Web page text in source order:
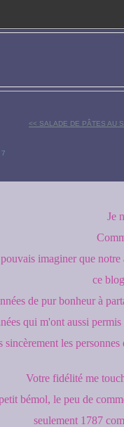
<< SALADE DE PÂTES AU
Je
imaginer que
ce
de pur bonheur à
qui m'ont aussi
sincèrement les
Votre fidélité me
bémol, le peu de
seulement 1787